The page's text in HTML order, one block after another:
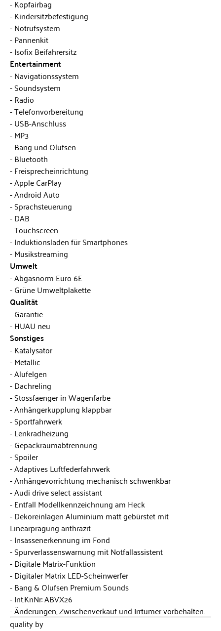
Kopfairbag
Kindersitzbefestigung
Notrufsystem
Pannenkit
Isofix Beifahrersitz
Entertainment
Navigationssystem
Soundsystem
Radio
Telefonvorbereitung
USB-Anschluss
MP3
Bang und Olufsen
Bluetooth
Freisprecheinrichtung
Apple CarPlay
Android Auto
Sprachsteuerung
DAB
Touchscreen
Induktionsladen für Smartphones
Musikstreaming
Umwelt
Abgasnorm Euro 6E
Grüne Umweltplakette
Qualität
Garantie
HUAU neu
Sonstiges
Katalysator
Metallic
Alufelgen
Dachreling
Stossfaenger in Wagenfarbe
Anhängerkupplung klappbar
Sportfahrwerk
Lenkradheizung
Gepäckraumabtrennung
Spoiler
Adaptives Luftfederfahrwerk
Anhängevorrichtung mechanisch schwenkbar
Audi drive select assistant
Entfall Modellkennzeichnung am Heck
Dekoreinlagen Aluminium matt gebürstet mit
Linearprägung anthrazit
Insassenerkennung im Fond
Spurverlassenswarnung mit Notfallassistent
Digitale Matrix-Funktion
Digitaler Matrix LED-Scheinwerfer
Bang & Olufsen Premium Sounds
Int.KnNr: ABVX26
Änderungen, Zwischenverkauf und Irrtümer vorbehalten.
quality by